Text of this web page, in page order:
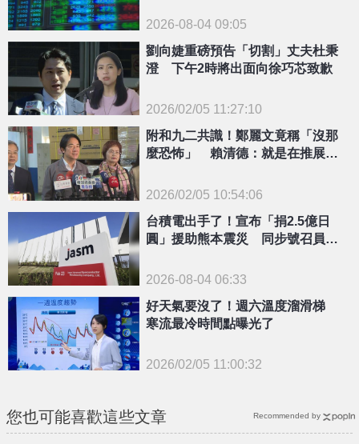
2026-08-04 09:05
{PLAYICON}
劉向婕重磅預告「切割」丈夫杜秉
澄 下午2時將出面向徐巧芯致歉
2026/02/05 11:27:10
{PLAYICON}
附和九二共識！鄭麗文竟稱「沒那
麼恐怖」 賴清德：就是在推展統
2026/02/05 10:54:06
台積電出手了！宣布「捐2.5億日
圓」援助熊本震災 同步號召員工
2026-08-04 06:33
好天氣要沒了！週六溫度溜滑梯
寒流最冷時間點曝光了
2026/02/05 11:00:32
您也可能喜歡這些文章 Recommended by